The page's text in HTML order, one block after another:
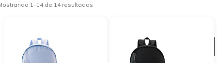
1–14 de 14 resultados